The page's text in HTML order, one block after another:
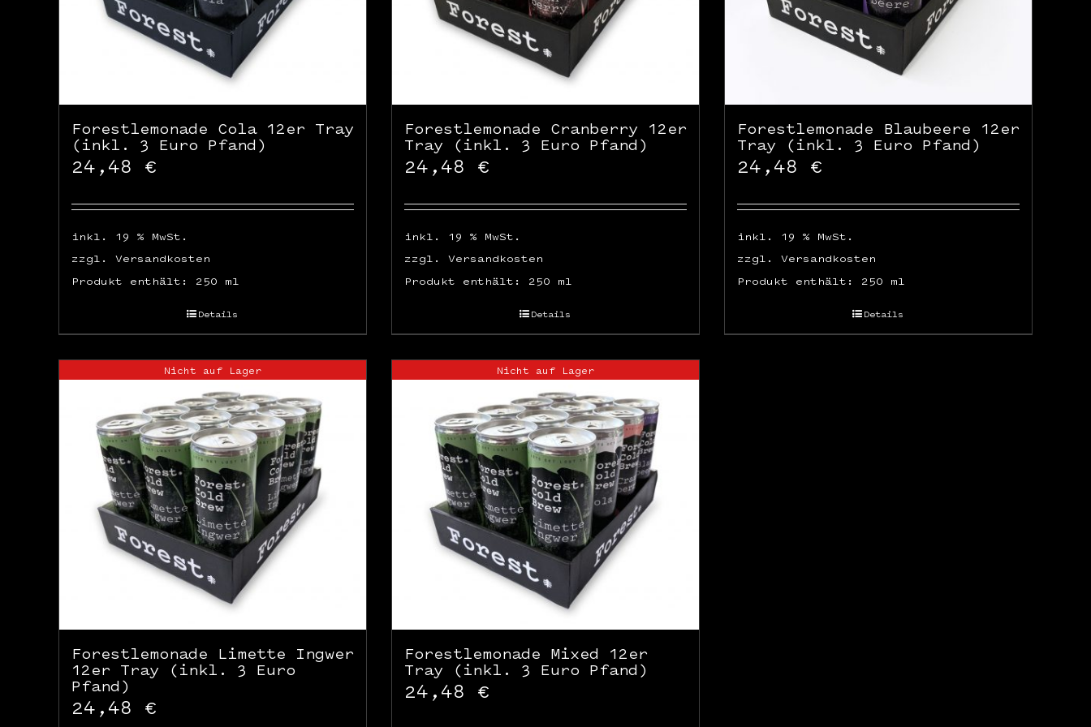
Forestlemonade Cola 12er Tray
(inkl. 3 Euro Pfand)
24,48 €
inkl. 19 % MwSt.
zzgl. Versandkosten
Produkt enthält: 250 ml
Details
Forestlemonade Cranberry 12er
Tray (inkl. 3 Euro Pfand)
24,48 €
inkl. 19 % MwSt.
zzgl. Versandkosten
Produkt enthält: 250 ml
Details
Forestlemonade Blaubeere 12er
Tray (inkl. 3 Euro Pfand)
24,48 €
inkl. 19 % MwSt.
zzgl. Versandkosten
Produkt enthält: 250 ml
Details
Nicht auf Lager
Forestlemonade Limette Ingwer
12er Tray (inkl. 3 Euro
Pfand)
24,48 €
Nicht auf Lager
Forestlemonade Mixed 12er
Tray (inkl. 3 Euro Pfand)
24,48 €